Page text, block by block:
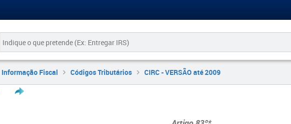
Informação Fiscal Códigos Tributários CIRC - VERSÃO até 2009